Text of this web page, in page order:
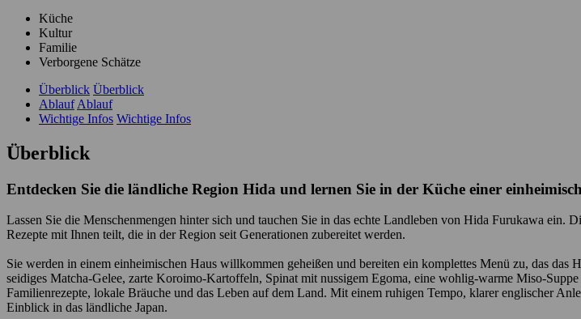
Küche
Kultur
Familie
Verborgene Schätze
Überblick Überblick
Ablauf Ablauf
Wichtige Infos Wichtige Infos
Überblick
Entdecken Sie die ländliche Region Hida und lernen Sie in der Küche einer
Lassen Sie die Menschenmengen hinter sich und tauchen Sie in das echte Landleben von Hida Furukawa
Rezepte mit Ihnen teilt, die in der Region seit Generationen zubereitet werden.
Sie werden in einem einheimischen Haus willkommen geheißen und bereiten ein komplettes Menü zu, das
seidiges Matcha-Gelee, zarte Koroimo-Kartoffeln, Spinat mit nussigem Egoma, eine wohlig-warme Miso-
Familienrezepte, lokale Bräuche und das Leben auf dem Land. Mit einem ruhigen Tempo, klarer englischer
Einblick in das ländliche Japan.